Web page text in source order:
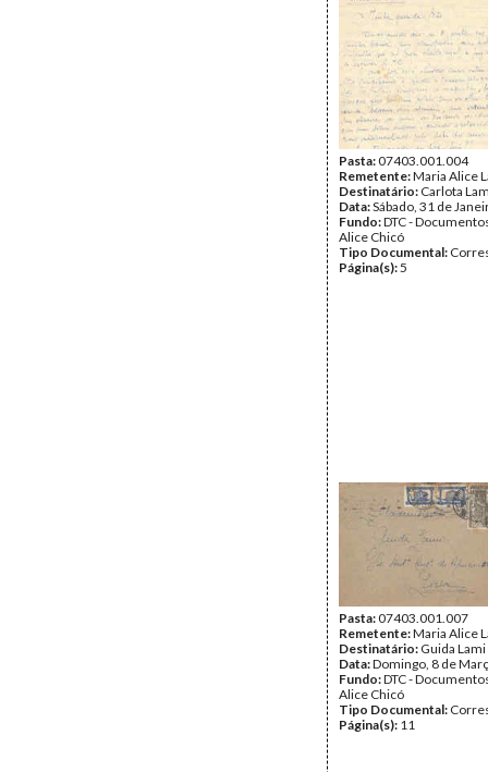
Pasta:07403.001.004
Remetente:Maria Alice
Destinatário: Carlota
Data:Sábado, 31 de
Fundo:DTC -
Alice Chicó
Tipo Documental:
Página(s):5
Pasta:07403.001.007
Remetente:Maria Alice
Destinatário: Guida Lami
Data:Domingo, 8 de
Fundo:DTC -
Alice Chicó
Tipo Documental:
Página(s): 11